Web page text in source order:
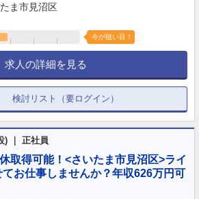
ま市見沼区
今が狙い目！
求人の詳細を見る
検討リスト（要ログイン）
) ｜ 正社員
取得可能！<さいたま市見沼区>ライ
お仕事しませんか？年収626万円可